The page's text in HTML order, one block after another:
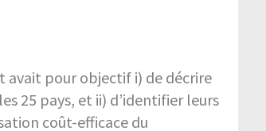
avait pour objectif i) de décrire
25 pays, et ii) d’identifier leurs
coût-efficace du